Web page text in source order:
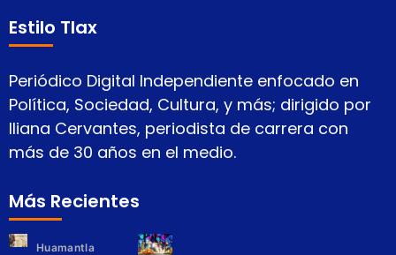
Estilo Tlax
Periódico Digital Independiente enfocado en
Política, Sociedad, Cultura, y más; dirigido por
Iliana Cervantes, periodista de carrera con
más de 30 años en el medio.
Más Recientes
Huamantla